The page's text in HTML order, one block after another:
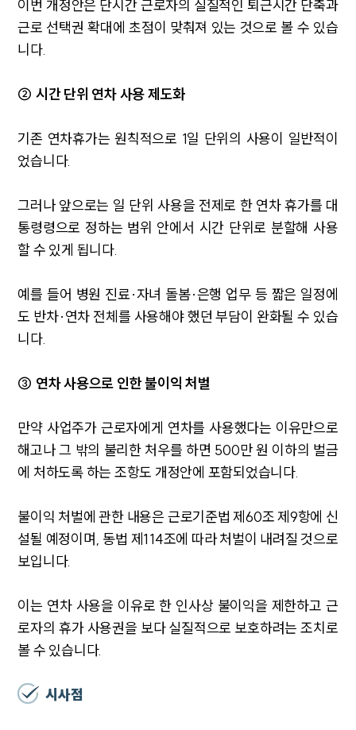
이번 개정안은 단시간 근로자의 실질적인 퇴근시간 단축과
근로 선택권 확대에 초점이 맞춰져 있는 것으로 볼 수 있습
니다.
② 시간 단위 연차 사용 제도화
기존 연차휴가는 원칙적으로 1일 단위의 사용이 일반적이
었습니다.
그러나 앞으로는 일 단위 사용을 전제로 한 연차 휴가를 대
통령령으로 정하는 범위 안에서 시간 단위로 분할해 사용
할 수 있게 됩니다.
예를 들어 병원 진료·자녀 돌봄·은행 업무 등 짧은 일정에
도 반차·연차 전체를 사용해야 했던 부담이 완화될 수 있습
니다.
③ 연차 사용으로 인한 불이익 처벌
만약 사업주가 근로자에게 연차를 사용했다는 이유만으로
해고나 그 밖의 불리한 처우를 하면 500만 원 이하의 벌금
에 처하도록 하는 조항도 개정안에 포함되었습니다.
불이익 처벌에 관한 내용은 근로기준법 제60조 제9항에 신
설될 예정이며, 동법 제114조에 따라 처벌이 내려질 것으로
보입니다.
이는 연차 사용을 이유로 한 인사상 불이익을 제한하고 근
로자의 휴가 사용권을 보다 실질적으로 보호하려는 조치로
볼 수 있습니다.
시사점